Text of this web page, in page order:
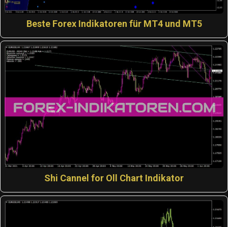
Beste Forex Indikatoren für MT4 und MT5
Shi Cannel for Oll Chart Indikator